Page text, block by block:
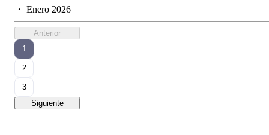
・ Enero 2026
Anterior
1
2
3
Siguiente